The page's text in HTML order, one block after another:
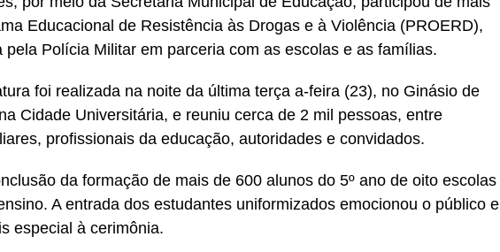
Educacional de Resistência às Drogas e à Violência (PROERD),
pela Polícia Militar em parceria com as escolas e as famílias.
foi realizada na noite da última terça a-feira (23), no Ginásio de
Cidade Universitária, e reuniu cerca de 2 mil pessoas, entre
profissionais da educação, autoridades e convidados.
da formação de mais de 600 alunos do 5º ano de oito escolas
A entrada dos estudantes uniformizados emocionou o público e
especial à cerimônia.